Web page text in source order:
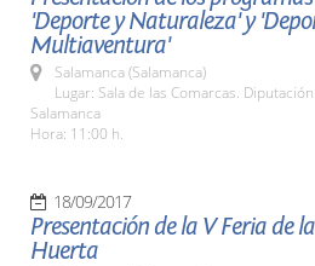
'Deporte y Naturaleza' y
Multiaventura'
Salamanca (Salamanca)
Lugar: Sala de las Comarcas.
Salamanca
Hora: 11:00 h.
18/09/2017
Presentación de la V Feria de la
Huerta